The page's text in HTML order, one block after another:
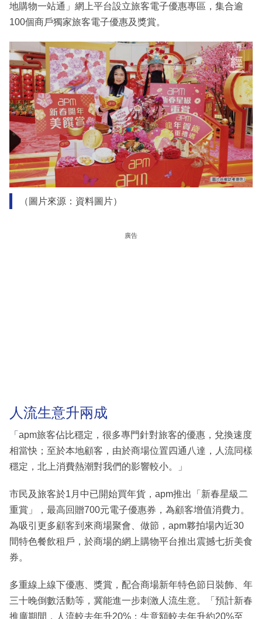
地購物一站通」網上平台設立旅客電子優惠專區，集合逾
100個商戶獨家旅客電子優惠及獎賞。
（圖片來源：資料圖片）
廣告
人流生意升兩成
「apm旅客佔比穩定，很多專門針對旅客的優惠，兌換速度
相當快；至於本地顧客，由於商場位置四通八達，人流同樣
穩定，北上消費熱潮對我們的影響較小。」
市民及旅客於1月中已開始買年貨，apm推出「新春星級二
重賞」，最高回贈700元電子優惠券，為顧客增值消費力。
為吸引更多顧客到來商場聚會、做節，apm夥拍場內近30
間特色餐飲租戶，於商場的網上購物平台推出震撼七折美食
券。
多重線上線下優惠、獎賞，配合商場新年特色節日裝飾、年
三十晚倒數活動等，冀能進一步刺激人流生意。「預計新春
推廣期間，人流較去年升20%；生意額較去年升約20%至